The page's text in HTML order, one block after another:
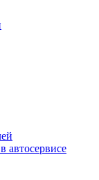
автосервисе